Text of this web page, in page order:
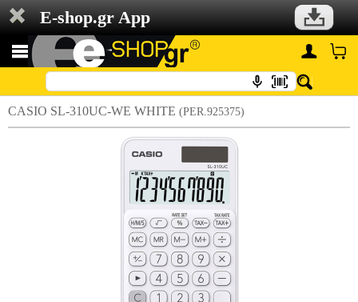
E-shop.gr App
CASIO SL-310UC-WE WHITE (PER.925375)